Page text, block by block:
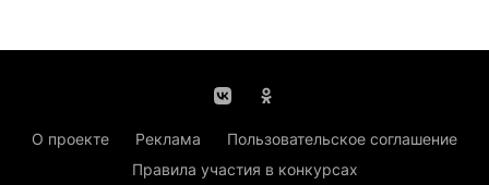
О проекте Реклама
Пользовательское соглашение
Правила участия в конкурсах